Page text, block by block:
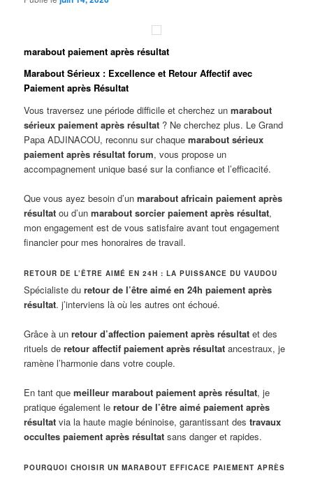
marabout paiement après résultat
Marabout Sérieux : Excellence et Retour Affectif avec
Paiement après Résultat
Vous traversez une période difficile et cherchez unmarabout
sérieux paiement après résultat ? Ne cherchez plus. Le Grand
Papa ADJINACOU, reconnu sur chaquemarabout sérieux
paiement après résultat forum, vous propose un
accompagnement unique basé sur la confiance et l’efficacité.
Que vous ayez besoin d’unmarabout africain paiement après
résultat ou d’unmarabout sorcier paiement après résultat,
mon engagement est de vous satisfaire avant tout engagement
financier pour mes honoraires de travail.
RETOUR DE L’ÊTRE AIMÉ EN 24H : LA PUISSANCE DU VAUDOU
Spécialiste duretour de l’être aimé en 24h paiement après
résultat. j’interviens là où les autres ont échoué.
Grâce à unretour d’affection paiement après résultat et des
rituels deretour affectif paiement après résultat ancestraux, je
ramène l’harmonie dans votre couple.
En tant quemeilleur marabout paiement après résultat, je
pratique également leretour de l’être aimé paiement après
résultat via la haute magie béninoise, garantissant destravaux
occultes paiement après résultat sans danger et rapides.
POURQUOI CHOISIR UN MARABOUT EFFICACE PAIEMENT APRÈS